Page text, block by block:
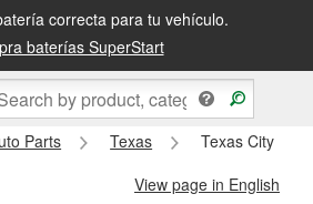
correcta para tu vehículo.
baterías SuperStart
Parts Texas
Texas City
View page in English